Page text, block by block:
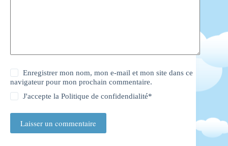
Enregistrer mon nom, mon e-mail et mon site dans ce
navigateur pour mon prochain commentaire.
J'accepte laPolitique de confidendialité*
Laisser un commentaire